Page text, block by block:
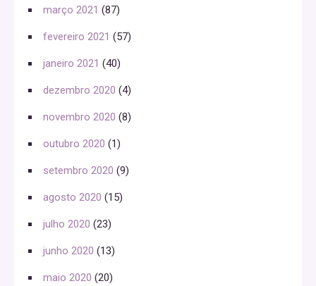
março 2021 (87)
fevereiro 2021 (57)
janeiro 2021 (40)
dezembro 2020 (4)
novembro 2020 (8)
outubro 2020 (1)
setembro 2020 (9)
agosto 2020 (15)
julho 2020 (23)
junho 2020 (13)
maio 2020 (20)